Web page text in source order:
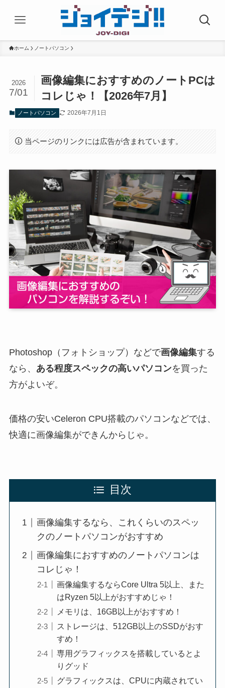
ホーム ノートパソコン
画像編集におすすめのノートPCは
コレじゃ！【2026年7月】
2026
7/01
ノートパソコン 2026年7月1日
当ページのリンクには広告が含まれています。
Photoshop（フォトショップ）などで画像編集する
なら、 ある程度スペックの高いパソコンを買った
方がよいぞ。
価格の安いCeleron CPU搭載のパソコンなどでは、
快適に画像編集ができんからじゃ。
目次
画像編集するなら、これくらいのスペッ
クのノートパソコンがおすすめ
画像編集におすすめのノートパソコンは
コレじゃ！
画像編集するならCore Ultra 5以上、また
はRyzen 5以上がおすすめじゃ！
メモリは、16GB以上がおすすめ！
ストレージは、512GB以上のSSDがおす
すめ！
専用グラフィックスを搭載しているとよ
りグッド
グラフィックスは、CPUに内蔵されてい